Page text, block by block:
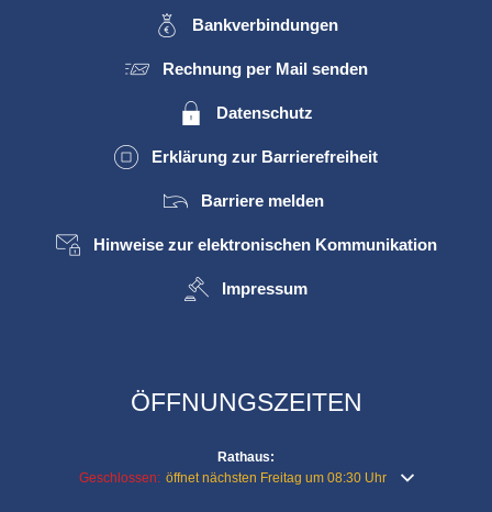
Bankverbindungen
Rechnung per Mail senden
Datenschutz
Erklärung zur Barrierefreiheit
Barriere melden
Hinweise zur elektronischen Kommunikation
Impressum
ÖFFNUNGSZEITEN
Rathaus:
Klicken, um weitere Öffnungs- oder Schließzeiten auszublenden
Geschlossen: öffnet nächsten Freitag um 08:30 Uhr